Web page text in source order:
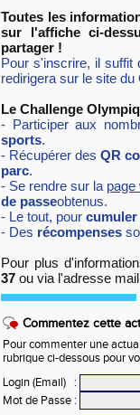
Toutes les
sur l'affiche ci-
partager !
Pour s'inscrire, il suffit
redirigera sur le site du
Le Challenge
- Participer aux
sports.
- Récupérer des QR
parc.
- Se rendre sur la page
de passeobtenus.
- Le tout, pour
- Des récompenses
Pour plus
37 ou via l'adresse
Commentez cette
Pour commenter une
rubrique ci-dessous pour
Login (Email)
:
Mot de Passe :